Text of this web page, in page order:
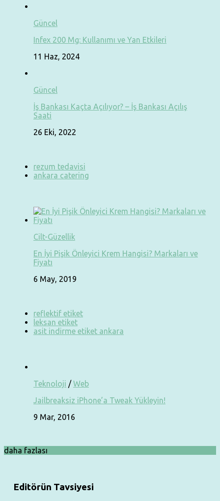
Güncel
Infex 200 Mg: Kullanımı ve Yan Etkileri
11 Haz, 2024
Güncel
İş Bankası Kaçta Açılıyor? – İş Bankası Açılış
Saati
26 Eki, 2022
rezum tedavisi
ankara catering
Cilt-Güzellik
En İyi Pişik Önleyici Krem Hangisi? Markaları ve
Fiyatı
6 May, 2019
reflektif etiket
leksan etiket
asit indirme etiket ankara
Teknoloji /Web
Jailbreaksiz iPhone’a Tweak Yükleyin!
9 Mar, 2016
daha fazlası
Editörün Tavsiyesi